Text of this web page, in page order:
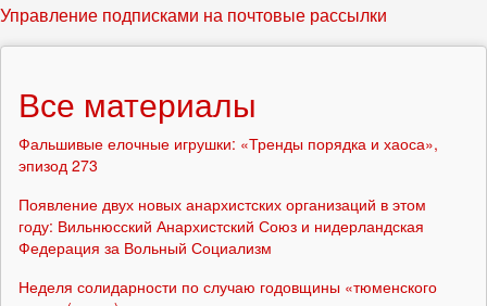
Управление подписками на почтовые рассылки
Все материалы
Фальшивые елочные игрушки: «Тренды порядка и хаоса»,
эпизод 273
Появление двух новых анархистских организаций в этом
году: Вильнюсский Анархистский Союз и нидерландская
Федерация за Вольный Социализм
Неделя солидарности по случаю годовщины «тюменского